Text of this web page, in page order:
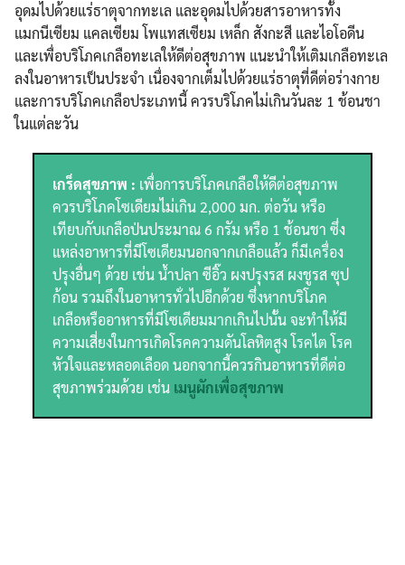
อุดมไปด้วยแร่ธาตุจากทะเล และอุดมไปด้วยสารอาหารทั้ง
แมกนีเซียม แคลเซียม โพแทสเซียม เหล็ก สังกะสี และไอโอดีน
และเพื่อบริโภคเกลือทะเลให้ดีต่อสุขภาพ แนะนำให้เติมเกลือทะเล
ลงในอาหารเป็นประจำ เนื่องจากเต็มไปด้วยแร่ธาตุที่ดีต่อร่างกาย
และการบริโภคเกลือประเภทนี้ ควรบริโภคไม่เกินวันละ 1 ช้อนชา
ในแต่ละวัน
เกร็ดสุขภาพ : เพื่อการบริโภคเกลือให้ดีต่อสุขภาพ
ควรบริโภคโซเดียมไม่เกิน 2,000 มก. ต่อวัน หรือ
เทียบกับเกลือป่นประมาณ 6 กรัม หรือ 1 ช้อนชา ซึ่ง
แหล่งอาหารที่มีโซเดียมนอกจากเกลือแล้ว ก็มีเครื่อง
ปรุงอื่นๆ ด้วย เช่น น้ำปลา ซีอิ๊ว ผงปรุงรส ผงชูรส ซุป
ก้อน รวมถึงในอาหารทั่วไปอีกด้วย ซึ่งหากบริโภค
เกลือหรืออาหารที่มีโซเดียมมากเกินไปนั้น จะทำให้มี
ความเสี่ยงในการเกิดโรคความดันโลหิตสูง โรคไต โรค
หัวใจและหลอดเลือด นอกจากนี้ควรกินอาหารที่ดีต่อ
สุขภาพร่วมด้วย เช่น เมนูผักเพื่อสุขภาพ